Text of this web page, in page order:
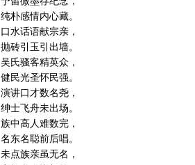
纯朴感情内心藏。
口水话语献宗亲，
抛砖引玉引出墙。
吴氏骚客精英众，
健民光圣怀民强。
演讲口才数名尧，
绅士飞舟未出场。
族中高人难数完，
名东名聪前后唱。
未点族亲虽无名，